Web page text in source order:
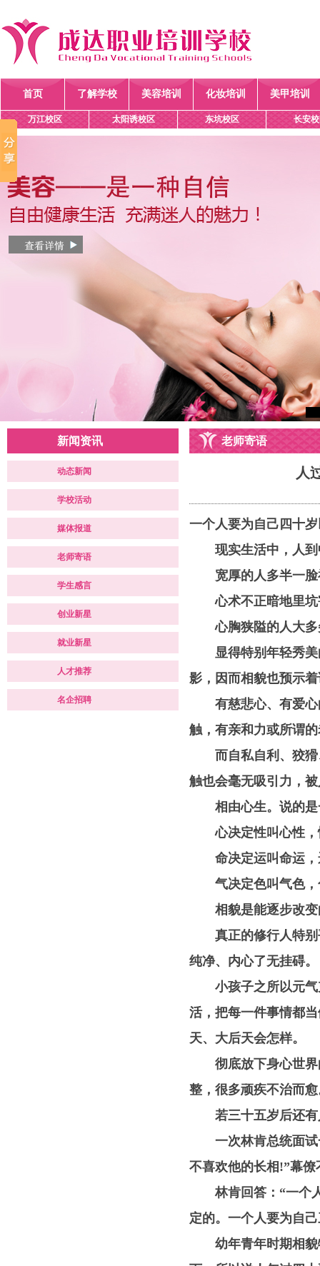
首页 了解学校 美容培训 化妆培训 美甲培训
万江校区 太阳诱校区 东坑校区 长安
新闻资讯
动态新闻
学校活动
媒体报道
老师寄语
学生感言
创业新星
就业新星
人才推荐
名企招聘
老师寄语
人
一个人要为自己四十
现实生活中，人到
宽厚的人多半一脸
心术不正暗地里坑
心胸狭隘的人大多
显得特别年轻秀美
影，因而相貌也预示
有慈悲心、有爱心
触，有亲和力或所谓
而自私自利、狡猾
触也会毫无吸引力，
相由心生。说的是
心决定性叫心性，
命决定运叫命运，
气决定色叫气色，
相貌是能逐步改变
真正的修行人特别
纯净、内心了无挂碍。
小孩子之所以元气
活，把每一件事情都
天、大后天会怎样。
彻底放下身心世界
整，很多顽疾不治而
若三十五岁后还有
一次林肯总统面试
不喜欢他的长相!”幕
林肯回答：“一个人
定的。一个人要为自
幼年青年时期相貌